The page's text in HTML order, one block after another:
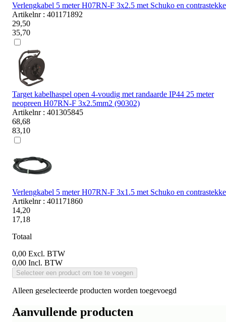
Verlengkabel 5 meter H07RN-F 3x2.5 met Schuko en
Artikelnr : 401171892
29,50
35,70
Target kabelhaspel open 4-voudig met randaarde IP44 25 meter
neopreen H07RN-F 3x2.5mm2 (90302)
Artikelnr : 401305845
68,68
83,10
Verlengkabel 5 meter H07RN-F 3x1.5 met Schuko en
Artikelnr : 401171860
14,20
17,18
Totaal
0,00 Excl. BTW
0,00 Incl. BTW
Selecteer een product om toe te voegen
Alleen geselecteerde producten worden toegevoegd
Aanvullende producten